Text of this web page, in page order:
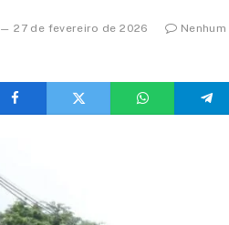
27 de fevereiro de 2026